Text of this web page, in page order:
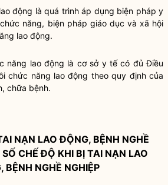
động là quá trình áp dụng biện pháp y
năng, biện pháp giáo dục và xã hội
lao động.
năng lao động là cơ sở y tế có đủ Điều
chức năng lao động theo quy định của
chữa bệnh.
NẠN LAO ĐỘNG, BỆNH NGHỀ
CHẾ ĐỘ KHI BỊ TAI NẠN LAO
BỆNH NGHỀ NGHIỆP